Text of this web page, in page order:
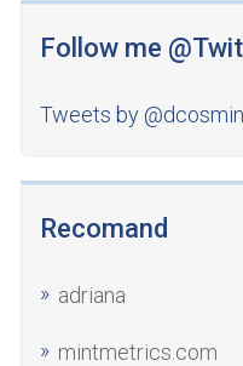
Follow me
Tweets by @dcosmin
Recomand
adriana
mintmetrics.com